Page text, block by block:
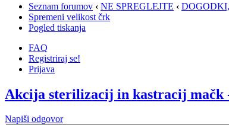
Seznam forumov ‹ NE SPREGLEJTE ‹
Spremeni velikost črk
Pogled tiskanja
FAQ
Registriraj se!
Prijava
Akcija sterilizacij in kastracij mačk
Napiši odgovor